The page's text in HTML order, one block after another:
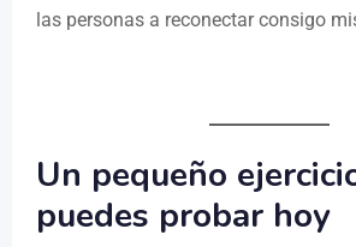
las personas a reconectar consigo
Un pequeño
puedes probar hoy